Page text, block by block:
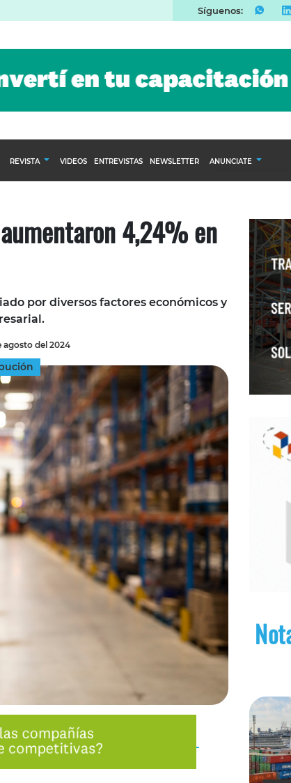
Síguenos:
REVISTA
INGRESAR
SUSCRÍBASE
VIDEOS ENTREVISTAS NEWSLETTER ANUNCIATE
Email Marketing
Branded Content
Publicidad Revista
4,24% en
por diversos factores económicos y
agosto del 2024